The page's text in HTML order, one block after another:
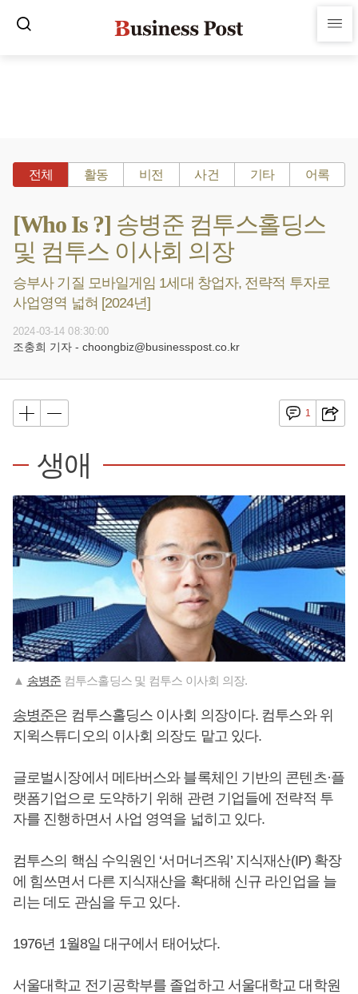
전체 활동 비전 사건 기타 어록
[Who Is ?] 송병준 컴투스홀딩스
및 컴투스 이사회 의장
승부사 기질 모바일게임 1세대 창업자, 전략적 투자로
사업영역 넓혀 [2024년]
2024-03-14 08:30:00
조충희 기자 - choongbiz@businesspost.co.kr
1
생애
▲ 송병준 컴투스홀딩스 및 컴투스 이사회 의장.
송병준은 컴투스홀딩스 이사회 의장이다. 컴투스와 위
지윅스튜디오의 이사회 의장도 맡고 있다.
글로벌시장에서 메타버스와 블록체인 기반의 콘텐츠·플
랫폼기업으로 도약하기 위해 관련 기업들에 전략적 투
자를 진행하면서 사업 영역을 넓히고 있다.
컴투스의 핵심 수익원인 ‘서머너즈워’ 지식재산(IP) 확장
에 힘쓰면서 다른 지식재산을 확대해 신규 라인업을 늘
리는 데도 관심을 두고 있다.
1976년 1월8일 대구에서 태어났다.
서울대학교 전기공학부를 졸업하고 서울대학교 대학원